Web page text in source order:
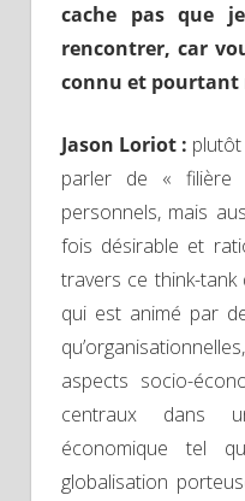
cache pas que
rencontrer, car
connu et pourtant
Jason Loriot : plutôt
parler de « filière
personnels, mais
fois désirable et
travers ce think-tank
qui est animé par
aspects socio-
centraux dans
économique tel
globalisation